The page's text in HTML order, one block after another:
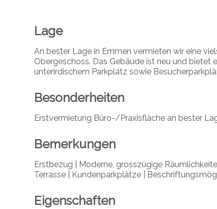
Lage
An bester Lage in Emmen vermieten wir eine
Obergeschoss. Das Gebäude ist neu und
unterirdischem Parkplatz sowie
Besonderheiten
Erstvermietung Büro-/Praxisfläche an bester
Bemerkungen
Erstbezug | Moderne, grosszügige
Terrasse | Kundenparkplätze |
Eigenschaften